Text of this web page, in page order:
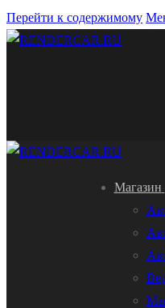
Перейти к содержимому
Магазин